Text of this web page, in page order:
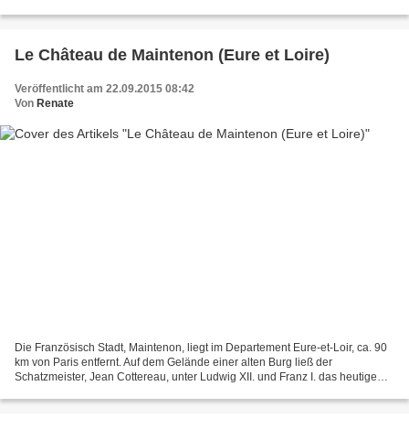
Le Château de Maintenon (Eure et Loire)
Veröffentlicht am 22.09.2015 08:42
Von Renate
Die Französisch Stadt, Maintenon, liegt im Departement Eure-et-Loir, ca. 90
km von Paris entfernt. Auf dem Gelände einer alten Burg ließ der
Schatzmeister, Jean Cottereau, unter Ludwig XII. und Franz I. das heutige